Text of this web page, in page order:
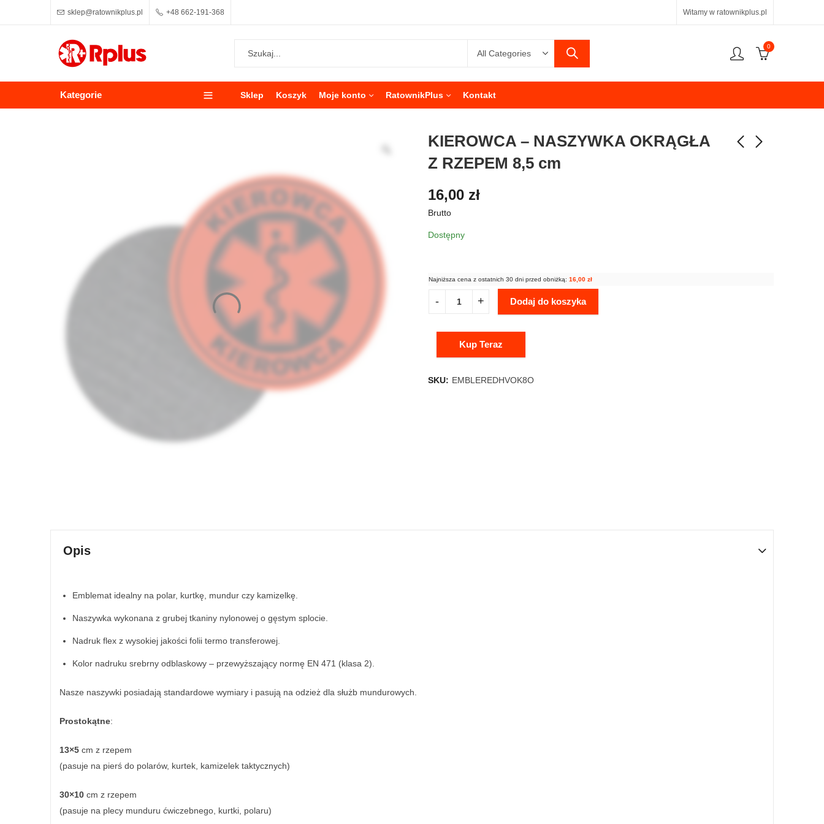
sklep@ratownikplus.pl +48 662-191-368 Witamy w ratownikplus.pl
0
Kategorie Sklep Koszyk Moje konto RatownikPlus Kontakt
KIEROWCA – NASZYWKA OKRĄGŁA
Z RZEPEM 8,5 cm
16,00 zł
Brutto
Dostępny
Najniższa cena z ostatnich 30 dni przed obniżką: 16,00 zł
Dodaj do koszyka
Kup Teraz
SKU: EMBLEREDHVOK8O
Opis
Emblemat idealny na polar, kurtkę, mundur czy kamizelkę.
Naszywka wykonana z grubej tkaniny nylonowej o gęstym splocie.
Nadruk flex z wysokiej jakości folii termo transferowej.
Kolor nadruku srebrny odblaskowy – przewyższający normę EN 471 (klasa 2).
Nasze naszywki posiadają standardowe wymiary i pasują na odzież dla służb mundurowych.
Prostokątne:
13×5 cm z rzepem
(pasuje na pierś do polarów, kurtek, kamizelek taktycznych)
30×10 cm z rzepem
(pasuje na plecy munduru ćwiczebnego, kurtki, polaru)